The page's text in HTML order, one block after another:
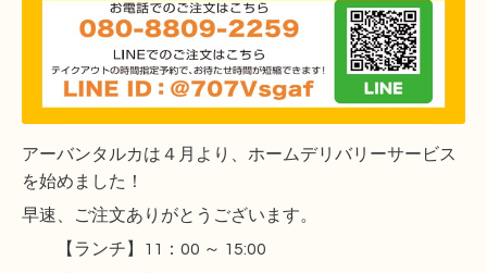
アーバンタルカは４月より、ホームデリバリーサービス
を始めました！
早速、ご注文ありがとうございます。
【ランチ】11：00 ～ 15:00